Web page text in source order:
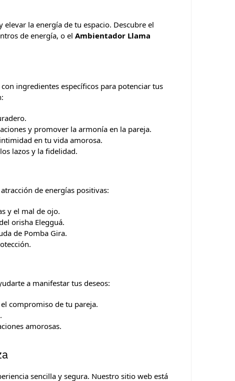
la energía de tu espacio. Descubre el
de energía, o el Ambientador Llama
ingredientes específicos para potenciar tus
y promover la armonía en la pareja.
en tu vida amorosa.
lazos y la fidelidad.
de energías positivas:
y el mal de ojo.
orisha Elegguá.
de Pomba Gira.
a manifestar tus deseos:
compromiso de tu pareja.
amorosas.
sencilla y segura. Nuestro sitio web está